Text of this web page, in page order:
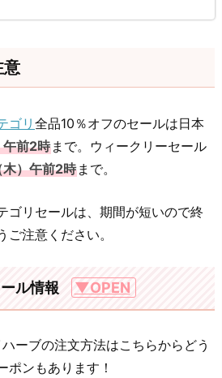
意
ゴリ 全品10％オフのセールは日本
前2時 まで。ウィークリーセール
）午前2時 まで。
ゴリセールは、期間が短いので終
注意ください。
ル情報 ▼OPEN
ーブの注文方法はこちらからどう
ポンもあります！